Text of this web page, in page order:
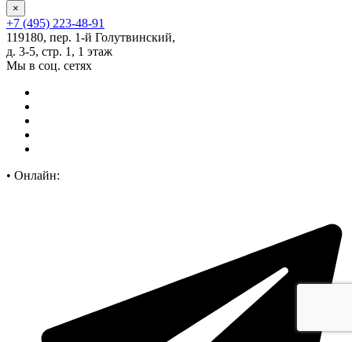
×
+7 (495) 223-48-91
119180, пер. 1-й Голутвинский,
д. 3-5, стр. 1, 1 этаж
Мы в соц. сетях
• Онлайн: